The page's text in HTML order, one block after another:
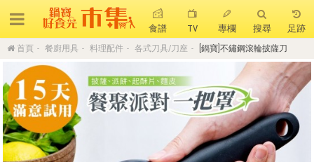
食譜 TV 專欄 搜尋 足跡
首頁 餐廚用具 料理配件 各式刀具/刀座 [鍋寶]不鏽鋼滾輪披薩刀
搜 尋
熱門搜尋
聚油不沾鍋 全球通吹風機 陶瓷不沾電鍋
珍珠粗吸管杯 可微波保鮮盒 大理石不沾鍋